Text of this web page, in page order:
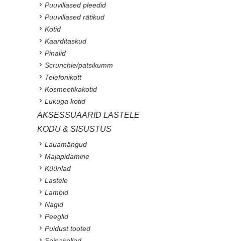
Puuvillased pleedid
Puuvillased rätikud
Kotid
Kaarditaskud
Pinalid
Scrunchie/patsikumm
Telefonikott
Kosmeetikakotid
Lukuga kotid
AKSESSUAARID LASTELE
KODU & SISUSTUS
Lauamängud
Majapidamine
Küünlad
Lastele
Lambid
Nagid
Peeglid
Puidust tooted